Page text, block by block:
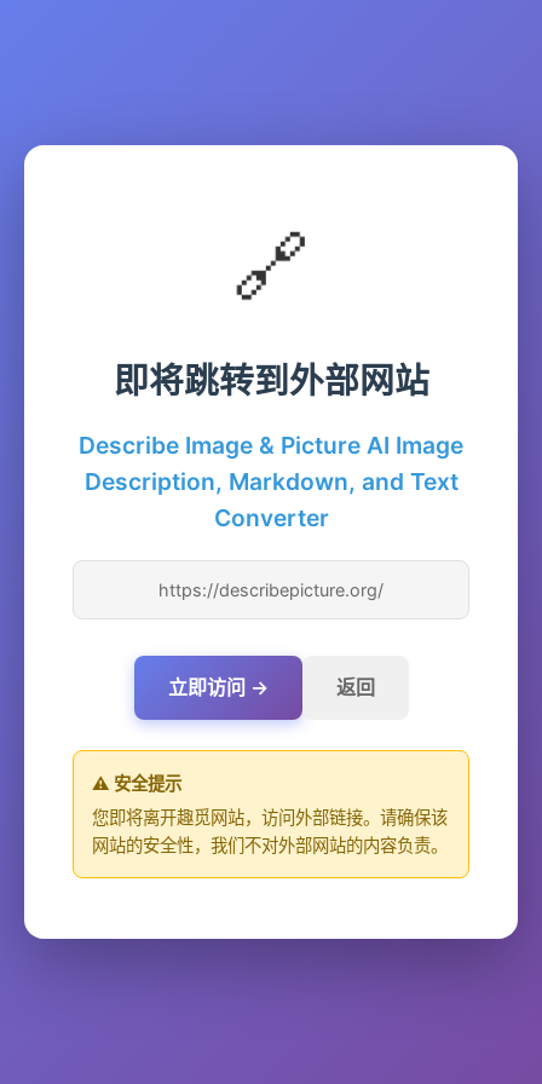
🔗
即将跳转到外部网站
Describe Image & Picture AI Image
Description, Markdown, and Text
Converter
https://describepicture.org/
立即访问 → 返回
⚠️ 安全提示
您即将离开趣觅网站，访问外部链接。请确保该
网站的安全性，我们不对外部网站的内容负责。